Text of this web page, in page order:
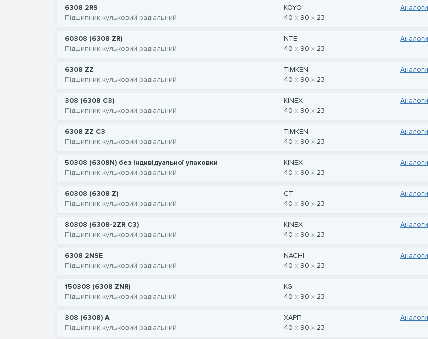
6308 2RS
Підшипник кульковий радіальний
KOYO
40
90 23
Аналоги
60308 (6308 ZR)
Підшипник кульковий радіальний
NTE
40
90 23
Аналоги
6308 ZZ
Підшипник кульковий радіальний
TIMKEN
40
90 23
Аналоги
308 (6308 C3)
Підшипник кульковий радіальний
KINEX
40
90 23
Аналоги
6308 ZZ C3
Підшипник кульковий радіальний
TIMKEN
40
90 23
Аналоги
50308 (6308N) без індивідуальної упаковки
Підшипник кульковий радіальний
KINEX
40
90 23
Аналоги
60308 (6308 Z)
Підшипник кульковий радіальний
CT
40
90 23
Аналоги
80308 (6308-2ZR C3)
Підшипник кульковий радіальний
KINEX
40
90 23
Аналоги
6308 2NSE
Підшипник кульковий радіальний
NACHI
40
90 23
Аналоги
150308 (6308 ZNR)
Підшипник кульковий радіальний
KG
40
90 23
308 (6308) A
Підшипник кульковий радіальний
ХАРП
40
90 23
Аналоги